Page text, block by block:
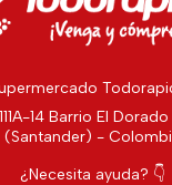
14 Barrio El
(Santander) -
¿Necesita ayuda? 👇